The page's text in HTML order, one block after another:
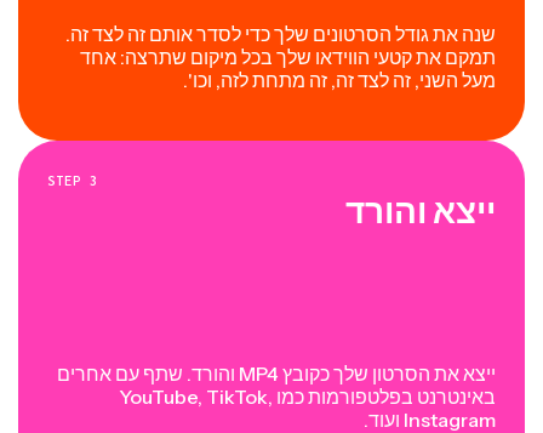
שנה את גודל הסרטונים שלך כדי לסדר אותם זה לצד זה.
תמקם את קטעי הווידאו שלך בכל מיקום שתרצה: אחד
מעל השני, זה לצד זה, זה מתחת לזה, וכו'.
STEP 3
ייצא והורד
ייצא את הסרטון שלך כקובץ MP4 והורד. שתף עם אחרים
באינטרנט בפלטפורמות כמו YouTube, TikTok,
Instagram ועוד.